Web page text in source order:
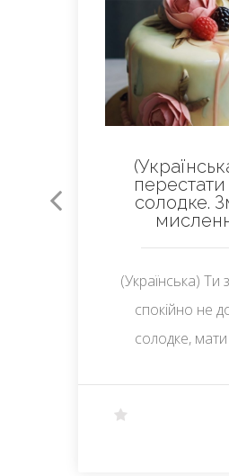
перестати
солодке.
(Українська)
спокійно не
солодке,